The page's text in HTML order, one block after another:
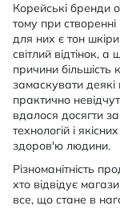
Корейські бренди
тому при
для них є тон
світлий відтінок,
причини
замаскувати
практично
вдалося досягти
технологій і
здоров'ю людини.
Різноманітність
хто відвідує
все, що стане в